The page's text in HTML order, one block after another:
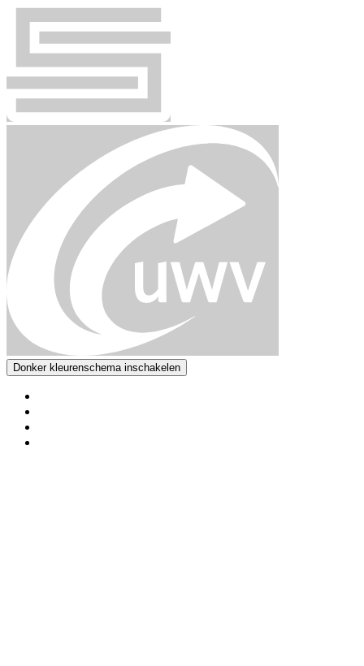
Donker kleurenschema inschakelen